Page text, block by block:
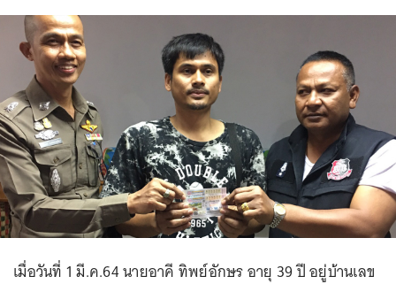
เมื่อวันที่ 1 มี.ค.64 นายอาคี ทิพย์อักษร อายุ 39 ปี อยู่บ้านเลข